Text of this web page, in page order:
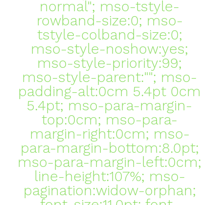
normal"; mso-tstyle-
rowband-size:0; mso-
tstyle-colband-size:0;
mso-style-noshow:yes;
mso-style-priority:99;
mso-style-parent:""; mso-
padding-alt:0cm 5.4pt 0cm
5.4pt; mso-para-margin-
top:0cm; mso-para-
margin-right:0cm; mso-
para-margin-bottom:8.0pt;
mso-para-margin-left:0cm;
line-height:107%; mso-
pagination:widow-orphan;